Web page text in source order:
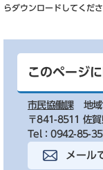
らダウンロードしてくださ
このページ
市民協働課
地
〒841-8511 佐
Tel：0942-85-
メール